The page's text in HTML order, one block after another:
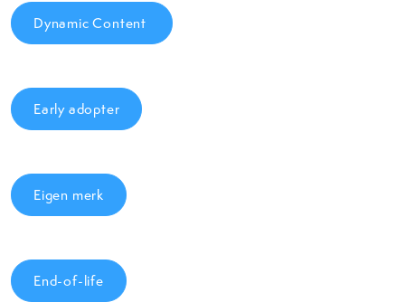
Dynamic Content
Early adopter
Eigen merk
End-of-life